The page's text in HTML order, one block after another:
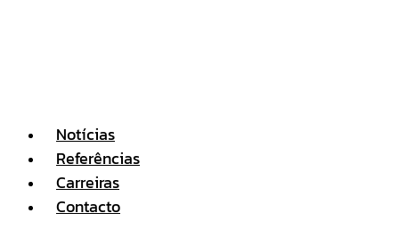
Notícias
Referências
Carreiras
Contacto